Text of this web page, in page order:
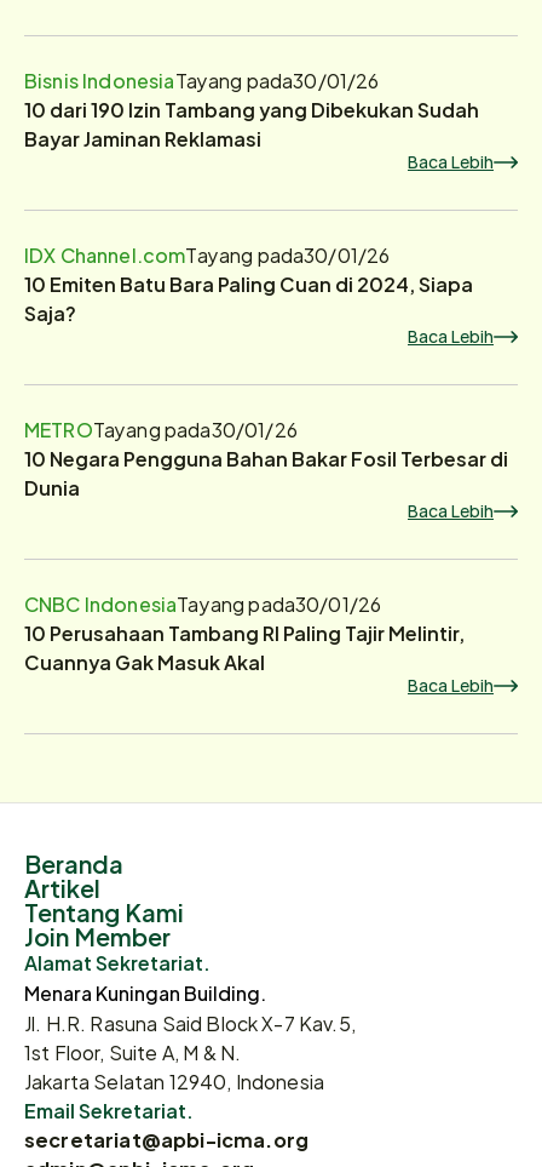
Bisnis IndonesiaTayang pada30/01/26
10 dari 190 Izin Tambang yang Dibekukan Sudah
Bayar Jaminan Reklamasi
Baca Lebih
IDX Channel.comTayang pada30/01/26
10 Emiten Batu Bara Paling Cuan di 2024, Siapa
Saja?
Baca Lebih
METROTayang pada30/01/26
10 Negara Pengguna Bahan Bakar Fosil Terbesar di
Dunia
Baca Lebih
CNBC IndonesiaTayang pada30/01/26
10 Perusahaan Tambang RI Paling Tajir Melintir,
Cuannya Gak Masuk Akal
Baca Lebih
Beranda
Artikel
Tentang Kami
Join Member
Alamat Sekretariat.
Menara Kuningan Building.
Jl. H.R. Rasuna Said Block X-7 Kav.5,
1st Floor, Suite A, M & N.
Jakarta Selatan 12940, Indonesia
Email Sekretariat.
secretariat@apbi-icma.org